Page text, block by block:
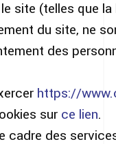
site (telles que
du site, ne
des
https://
sur ce lien.
cadre des